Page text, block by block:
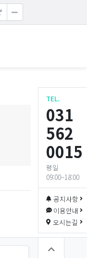
TEL.
031
562
0015
평일
09:00~18:00
공지사항
이용안내
오시는길